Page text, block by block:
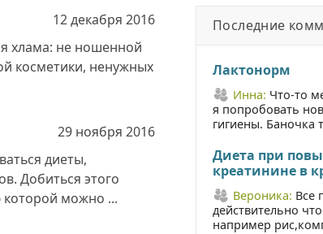
12 декабря 2016
хлама: не ношенной
косметики, ненужных
29 ноября 2016
диеты,
Добиться этого
можно ...
Последние
Лактонорм
Инна: Что-то
я попробовать
гигиены. Баночка
Диета при
креатинине в
Вероника: Все
действительно
например